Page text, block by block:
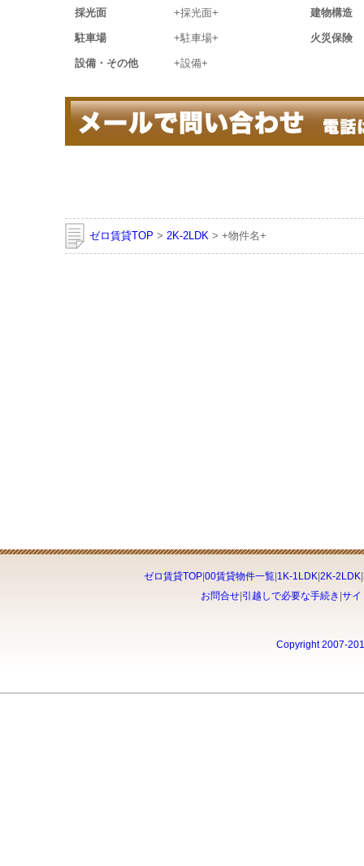
採光面 +採光面+ 建物構造
駐車場 +駐車場+ 火災保険
設備・その他 +設備+
ゼロ賃貸TOP > 2K-2LDK > +物件名+
ゼロ賃貸TOP| 00賃貸物件一覧| 1K-1LDK| 2K-2LDK|
お問合せ 引越しで必要な手続き サイ
Copyright 2007-